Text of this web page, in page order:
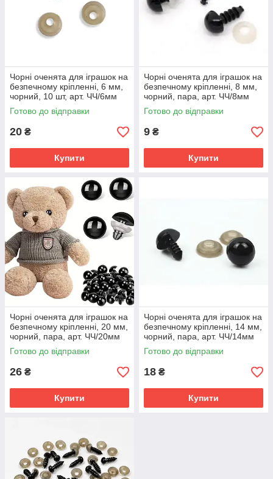
Чорні оченята для іграшок на
безпечному кріпленні, 6 мм,
чорний, 10 шт, арт. ЧЧ/6мм
Готово до відправки
20 ₴
Купити
Чорні оченята для іграшок на
безпечному кріпленні, 8 мм,
чорний, пара, арт. ЧЧ/8мм
Готово до відправки
9 ₴
Купити
Чорні оченята для іграшок на
безпечному кріпленні, 20 мм,
чорний, пара, арт. ЧЧ/20мм
Готово до відправки
26 ₴
Купити
Чорні оченята для іграшок на
безпечному кріпленні, 14 мм,
чорний, пара, арт. ЧЧ/14мм
Готово до відправки
18 ₴
Купити